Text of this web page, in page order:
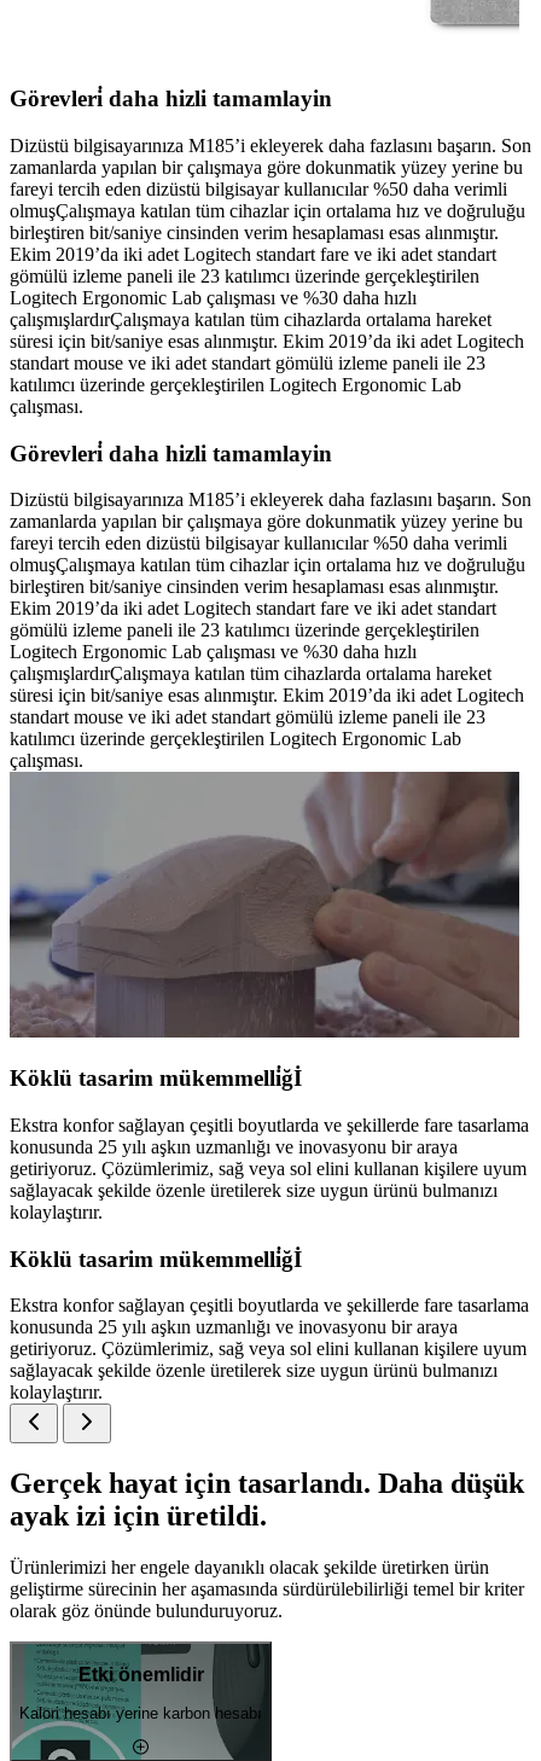
Görevleri̇ daha hizli tamamlayin
Dizüstü bilgisayarınıza M185’i ekleyerek daha fazlasını başarın. Son
zamanlarda yapılan bir çalışmaya göre dokunmatik yüzey yerine bu
fareyi tercih eden dizüstü bilgisayar kullanıcılar %50 daha verimli
olmuşÇalışmaya katılan tüm cihazlar için ortalama hız ve doğruluğu
birleştiren bit/saniye cinsinden verim hesaplaması esas alınmıştır.
Ekim 2019’da iki adet Logitech standart fare ve iki adet standart
gömülü izleme paneli ile 23 katılımcı üzerinde gerçekleştirilen
Logitech Ergonomic Lab çalışması ve %30 daha hızlı
çalışmışlardırÇalışmaya katılan tüm cihazlarda ortalama hareket
süresi için bit/saniye esas alınmıştır. Ekim 2019’da iki adet Logitech
standart mouse ve iki adet standart gömülü izleme paneli ile 23
katılımcı üzerinde gerçekleştirilen Logitech Ergonomic Lab
çalışması.
Görevleri̇ daha hizli tamamlayin
Dizüstü bilgisayarınıza M185’i ekleyerek daha fazlasını başarın. Son
zamanlarda yapılan bir çalışmaya göre dokunmatik yüzey yerine bu
fareyi tercih eden dizüstü bilgisayar kullanıcılar %50 daha verimli
olmuşÇalışmaya katılan tüm cihazlar için ortalama hız ve doğruluğu
birleştiren bit/saniye cinsinden verim hesaplaması esas alınmıştır.
Ekim 2019’da iki adet Logitech standart fare ve iki adet standart
gömülü izleme paneli ile 23 katılımcı üzerinde gerçekleştirilen
Logitech Ergonomic Lab çalışması ve %30 daha hızlı
çalışmışlardırÇalışmaya katılan tüm cihazlarda ortalama hareket
süresi için bit/saniye esas alınmıştır. Ekim 2019’da iki adet Logitech
standart mouse ve iki adet standart gömülü izleme paneli ile 23
katılımcı üzerinde gerçekleştirilen Logitech Ergonomic Lab
çalışması.
Köklü tasarim mükemmelli̇ğİ
Ekstra konfor sağlayan çeşitli boyutlarda ve şekillerde fare tasarlama
konusunda 25 yılı aşkın uzmanlığı ve inovasyonu bir araya
getiriyoruz. Çözümlerimiz, sağ veya sol elini kullanan kişilere uyum
sağlayacak şekilde özenle üretilerek size uygun ürünü bulmanızı
kolaylaştırır.
Köklü tasarim mükemmelli̇ğİ
Ekstra konfor sağlayan çeşitli boyutlarda ve şekillerde fare tasarlama
konusunda 25 yılı aşkın uzmanlığı ve inovasyonu bir araya
getiriyoruz. Çözümlerimiz, sağ veya sol elini kullanan kişilere uyum
sağlayacak şekilde özenle üretilerek size uygun ürünü bulmanızı
kolaylaştırır.
Gerçek hayat için tasarlandı. Daha düşük
ayak izi için üretildi.
Ürünlerimizi her engele dayanıklı olacak şekilde üretirken ürün
geliştirme sürecinin her aşamasında sürdürülebilirliği temel bir kriter
olarak göz önünde bulunduruyoruz.
Etki önemlidir
Kalori hesabı yerine karbon hesabı